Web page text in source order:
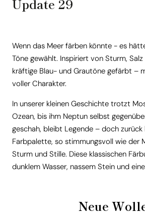
Update 29
Wenn das Meer färben könnte - es
Töne gewählt. Inspiriert von Sturm,
kräftige Blau- und Grautöne gefärbt –
voller Charakter.
In unserer kleinen Geschichte trotzt
Ozean, bis ihm Neptun selbst
geschah, bleibt Legende – doch zurück
Farbpalette, so stimmungsvoll wie der
Sturm und Stille. Diese klassischen
dunklem Wasser, nassem Stein und
Neue